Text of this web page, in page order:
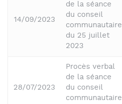
14/09/2023
de la séance
du conseil
communautaire
du 25 juillet
2023
28/07/2023
Procès verbal
de la séance
du conseil
communautaire